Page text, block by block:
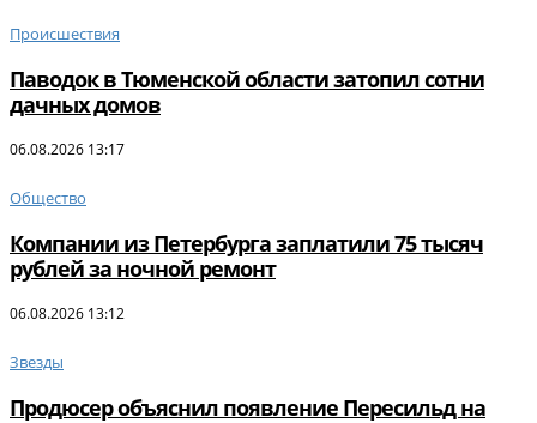
Происшествия
Паводок в Тюменской области затопил сотни
дачных домов
06.08.2026 13:17
Общество
Компании из Петербурга заплатили 75 тысяч
рублей за ночной ремонт
06.08.2026 13:12
Звезды
Продюсер объяснил появление Пересильд на